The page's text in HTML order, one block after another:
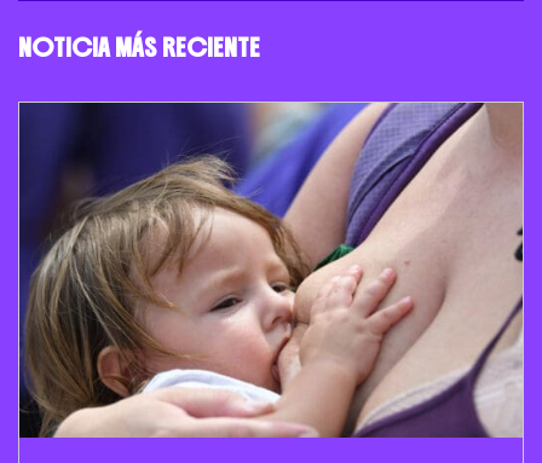
NOTICIA MÁS RECIENTE